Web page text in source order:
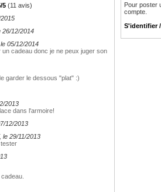
/5 (11 avis)
26/12/2014
, le 05/12/2014
cadeau donc je ne peux juger son
garder le dessous "plat" :)
2013
dans l'armoire!
12/2013
, le 29/11/2013
Pour poster
compte.
S'identifier